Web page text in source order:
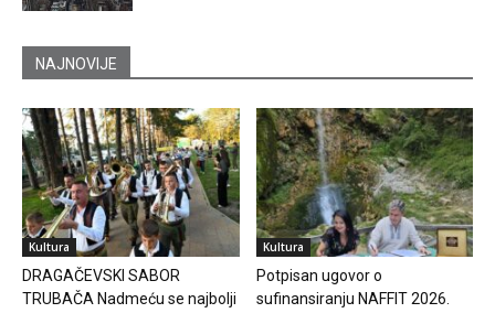
NAJNOVIJE
Kultura
DRAGAČEVSKI SABOR
TRUBAČA Nadmeću se najbolji
Kultura
Potpisan ugovor o
sufinansiranju NAFFIT 2026.